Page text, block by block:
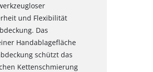
und Flexibilität
Das
Handablagefläche
schützt das
Kettenschmierung